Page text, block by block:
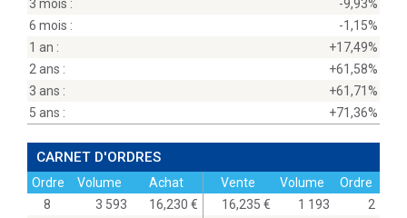
3 mois :
-9,93%
6 mois :
-1,15%
1 an :
+17,49%
2 ans :
+61,58%
3 ans :
+61,71%
5 ans :
+71,36%
CARNET D'ORDRES
Ordre Volume
Achat
8
3 593
16,230
Vente Volume
Ordre
16,235
1 193
2